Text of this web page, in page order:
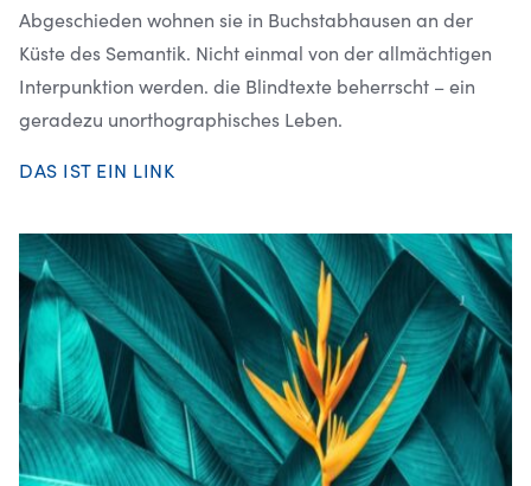
Abgeschieden wohnen sie in Buchstabhausen an der
Küste des Semantik. Nicht einmal von der allmächtigen
Interpunktion werden. die Blindtexte beherrscht – ein
geradezu unorthographisches Leben.
DAS IST EIN LINK